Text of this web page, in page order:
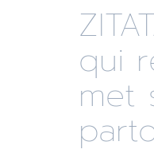
qui
met